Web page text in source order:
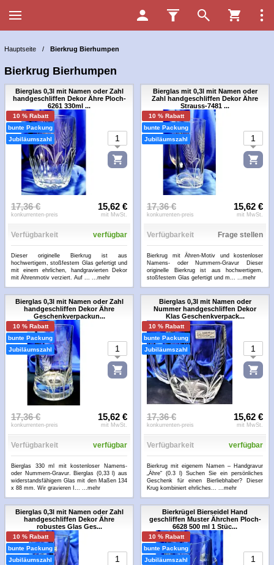
Hauptseite / Bierkrug Bierhumpen
Bierkrug Bierhumpen
Bierglas 0,3l mit Namen oder Zahl
handgeschliffen Dekor Ähre Ploch-
6261 330ml ...
10 % Rabatt
bunte Packung
Jubiläumszahl
17,36 €
konkurrenten-preis
15,62 €
mit MwSt.
Verfügbarkeit verfügbar
Dieser originelle Bierkrug ist aus
hochwertigem, stoßfestem Glas gefertigt und
mit einem ehrlichen, handgravierten Dekor
mit Ährenmotiv verziert. Auf ... ...mehr
Bierglas mit 0,3l mit Namen oder
Zahl handgeschliffen Dekor Ähre
Strauss-7481 ...
10 % Rabatt
bunte Packung
Jubiläumszahl
17,36 €
konkurrenten-preis
15,62 €
mit MwSt.
Verfügbarkeit Frage stellen
Bierkrug mit Ähren-Motiv und kostenloser
Namens- oder Nummern-Gravur Dieser
originelle Bierkrug ist aus hochwertigem,
stoßfestem Glas gefertigt und m... ...mehr
Bierglas 0,3l mit Namen oder Zahl
handgeschliffen Dekor Ähre
Geschenkverpackun...
10 % Rabatt
bunte Packung
Jubiläumszahl
17,36 €
konkurrenten-preis
15,62 €
mit MwSt.
Verfügbarkeit verfügbar
Bierglas 330 ml mit kostenloser Namens-
oder Nummern-Gravur. Bierglas (0,33 l) aus
widerstandsfähigem Glas mit den Maßen 134
x 88 mm. Wir gravieren I... ...mehr
Bierglas 0,3l mit Namen oder
Nummer handgeschliffen Dekor
Klas Geschenkverpack...
10 % Rabatt
bunte Packung
Jubiläumszahl
17,36 €
konkurrenten-preis
15,62 €
mit MwSt.
Verfügbarkeit verfügbar
Bierkrug mit eigenem Namen – Handgravur
„Ähre“ (0.3 l) Suchen Sie ein persönliches
Geschenk für einen Bierliebhaber? Dieser
Krug kombiniert ehrliches... ...mehr
Bierglas 0,3l mit Namen oder Zahl
handgeschliffen Dekor Ähre
robustes Glas Ges...
10 % Rabatt
bunte Packung
Jubiläumszahl
Bierkrügel Bierseidel Hand
geschliffen Muster Ährchen Ploch-
6628 500 ml 1 Stüc...
10 % Rabatt
bunte Packung
Jubiläumszahl